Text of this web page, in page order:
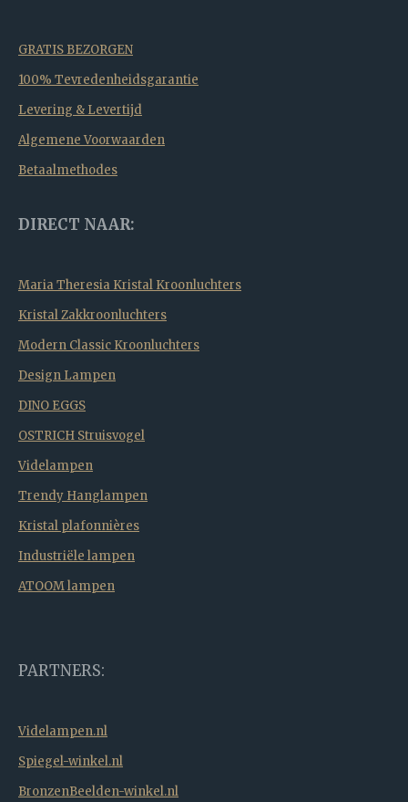
GRATIS BEZORGEN
100% Tevredenheidsgarantie
Levering & Levertijd
Algemene Voorwaarden
Betaalmethodes
DIRECT NAAR:
Maria Theresia Kristal Kroonluchters
Kristal Zakkroonluchters
Modern Classic Kroonluchters
Design Lampen
DINO EGGS
OSTRICH Struisvogel
Videlampen
Trendy Hanglampen
Kristal plafonnières
Industriële lampen
ATOOM lampen
PARTNERS:
Videlampen.nl
Spiegel-winkel.nl
BronzenBeelden-winkel.nl